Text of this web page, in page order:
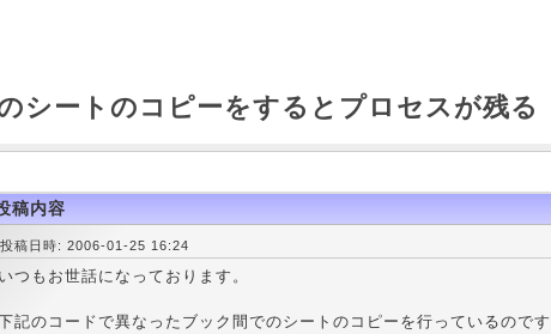
シートのコピーをするとプロセスが残る
稿内容
投稿日時: 2006-01-25 16:24
いつもお世話になっております。
記のコードで異なったブック間でのシートのコピーを行っているので